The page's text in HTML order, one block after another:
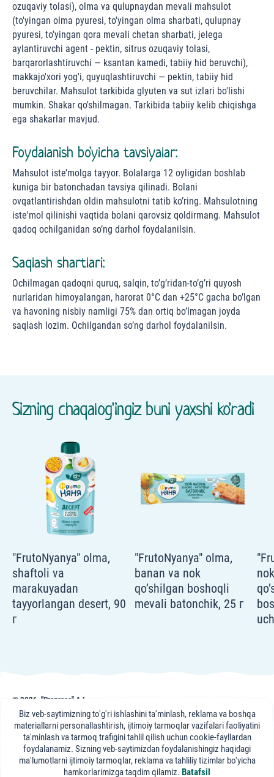
ozuqaviy tolasi), olma va qulupnaydan mevali mahsulot
(to'yingan olma pyuresi, to'yingan olma sharbati, qulupnay
pyuresi, to'yingan qora mevali chetan sharbati, jelega
aylantiruvchi agent - pektin, sitrus ozuqaviy tolasi,
barqarorlashtiruvchi — ksantan kamedi, tabiiy hid beruvchi),
makkajo'xori yog'i, quyuqlashtiruvchi — pektin, tabiiy hid
beruvchilar. Mahsulot tarkibida glyuten va sut izlari bo'lishi
mumkin. Shakar qo'shilmagan. Tarkibida tabiiy kelib chiqishga
ega shakarlar mavjud.
Foydalanish bo'yicha tavsiyalar:
Mahsulot iste’molga tayyor. Bolalarga 12 oyligidan boshlab
kuniga bir batonchadan tavsiya qilinadi. Bolani
ovqatlantirishdan oldin mahsulotni tatib ko’ring. Mahsulotning
iste'mol qilinishi vaqtida bolani qarovsiz qoldirmang. Mahsulot
qadoq ochilganidan so’ng darhol foydalanilsin.
Saqlash shartlari:
Ochilmagan qadoqni quruq, salqin, to’g’ridan-to’g’ri quyosh
nurlaridan himoyalangan, harorat 0°С dan +25°С gacha bo’lgan
va havoning nisbiy namligi 75% dan ortiq bo’lmagan joyda
saqlash lozim. Ochilgandan so’ng darhol foydalanilsin.
Sizning chaqalog'ingiz buni yaxshi ko'radi
"FrutoNyanya" olma,
shaftoli va
marakuyadan
tayyorlangan desert, 90
г
"FrutoNyanya" olma,
banan va nok
qo’shilgan boshoqli
mevali batonchik, 25 г
© 2026, "Progress" AJ
frutonyanya.uz sahifasidagi nashr, maslahat va videomateriallar axborot uchun
keltirilgan. Portal mutaxassislari maslahati axborot xususiyatiga ega bo'lib,
sizning davolovchi shifokoringizga tashrifning o'rnini bosa olmaydi.
"FrutoNyanya"
ijtimoiy tarmoqlarda:
Biz veb-saytimizning to'g'ri ishlashini ta'minlash, reklama va boshqa
materiallarni personallashtirish, ijtimoiy tarmoqlar vazifalari faoliyatini
ta'minlash va tarmoq trafigini tahlil qilish uchun cookie-fayllardan
foydalanamiz. Sizning veb-saytimizdan foydalanishingiz haqidagi
ma'lumotlarni ijtimoiy tarmoqlar, reklama va tahliliy tizimlar bo'yicha
hamkorlarimizga taqdim qilamiz. Batafsil